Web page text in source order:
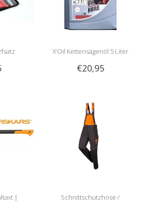
X’Oil Kettensägenöl 5 Liter
€20,95
| Schnittschutzhose /